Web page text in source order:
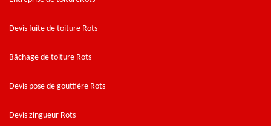
Devis fuite de toiture Rots
Bâchage de toiture Rots
Devis pose de gouttière Rots
Devis zingueur Rots